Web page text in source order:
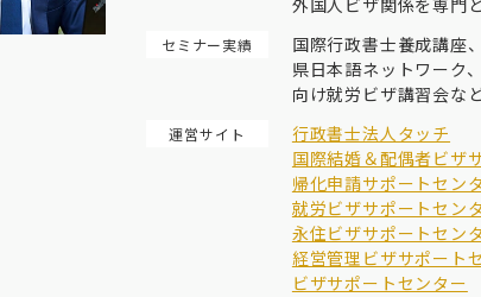
外国人ビザ関係を専門
セミナー実績
国際行政書士養成講座
県日本語ネットワーク
向け就労ビザ講習会な
運営サイト
行政書士法人タッチ
国際結婚＆配偶者ビザ
帰化申請サポートセン
就労ビザサポートセン
永住ビザサポートセン
経営管理ビザサポート
ビザサポートセンター